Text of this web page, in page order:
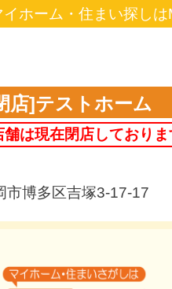
イホーム・住まい探し
店]テストホーム
舗は現在閉店しておりま
市博多区吉塚3-17-17